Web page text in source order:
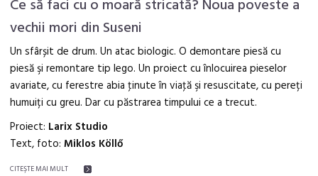
Ce să faci cu o moară stricată? Noua poveste a
vechii mori din Suseni
Un sfârșit de drum. Un atac biologic. O demontare piesă cu
piesă şi remontare tip lego. Un proiect cu înlocuirea pieselor
avariate, cu ferestre abia ţinute în viaţă şi resuscitate, cu pereți
humuiți cu greu. Dar cu păstrarea timpului ce a trecut.
Proiect: Larix Studio
Text, foto:Miklos Köllő
CITEŞTE MAI MULT